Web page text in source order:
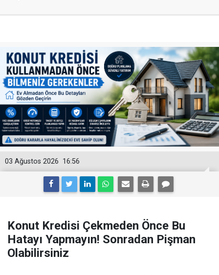
16:56
03 Ağustos 2026
Konut Kredisi Çekmeden Önce Bu
Hatayı Yapmayın! Sonradan Pişman
Olabilirsiniz